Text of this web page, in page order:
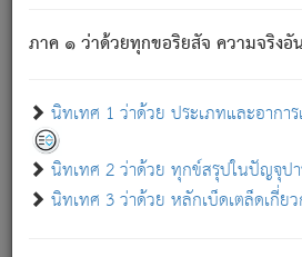
ภาค ๑ ว่าด้วยทุกขอริยสัจ ความจริงอั
นิทเทศ 1 ว่าด้วย ประเภทและอาก
นิทเทศ 2 ว่าด้วย ทุกข์สรุปในปัญจุป
นิทเทศ 3 ว่าด้วย หลักเบ็ดเตล็ดเกี่ย
ภพ ว่ามีได้เพราะวิภพ[2]: เรากล่าวว่า
ปวงนั้น ก็ยังสลัดภพออกไปไม่ได้.
ก็ทุกข์นี้มีขึ้น เพราะอาศัยซึ่งอุปธิทั้งป
เพราะความสิ้นไปแห่งอุปาทานทั้งป
ทุกข์จึงไม่มี.
ท่านจงดูโลกนี้เถิด (จะเห็นว่า) สัตว์
แน่นบังหนาแล้ว; และว่า สัตว์ผู้ยินดีใน